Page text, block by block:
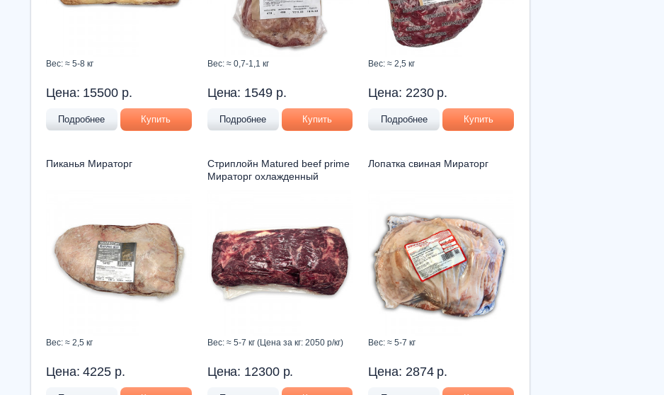
Вес: ≈ 5-8 кг
Цена: 15500р.
Подробнее Купить
Вес: ≈ 0,7-1,1 кг
Цена: 1549р.
Подробнее Купить
Вес: ≈ 2,5 кг
Цена: 2230р.
Подробнее Купить
Пиканья Мираторг
Вес: ≈ 2,5 кг
Цена:4225 р.
Стриплойн Matured beef prime
Мираторг охлажденный
Вес: ≈ 5-7 кг (Цена за кг: 2050 р/кг)
Цена: 12300р.
Лопатка свиная Мираторг
Вес: ≈ 5-7 кг
Цена: 2874р.